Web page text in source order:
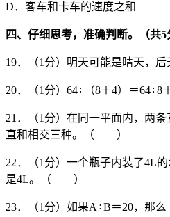
D．客车和卡车的速度之和
四、仔细思考，准确判断。（共5
19．（1分）明天可能是晴天，
20．（1分）64÷（8＋4）＝
21．（1分）在同一平面内，两
直和相交三种。（ ）
22．（1分）一个瓶子内装了4L
是4L。（ ）
23．（1分）如果A÷B＝20，那么